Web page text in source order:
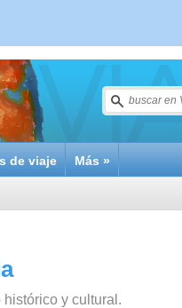
de viaje Más »
y cultural.